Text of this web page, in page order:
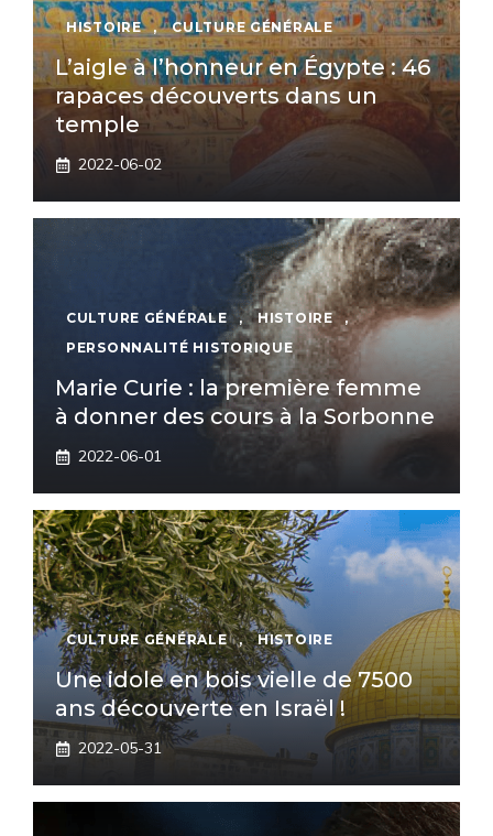
HISTOIRE , CULTURE GÉNÉRALE
L’aigle à l’honneur en Égypte : 46
rapaces découverts dans un
temple
2022-06-02
CULTURE GÉNÉRALE , HISTOIRE
,
PERSONNALITÉ HISTORIQUE
Marie Curie : la première femme
à donner des cours à la Sorbonne
2022-06-01
CULTURE GÉNÉRALE , HISTOIRE
Une idole en bois vielle de 7500
ans découverte en Israël !
2022-05-31